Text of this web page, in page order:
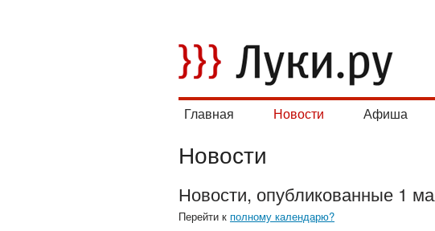
Главная Новости Афиша
Новости
Новости, опубликованные 1
Перейти к полному календарю?